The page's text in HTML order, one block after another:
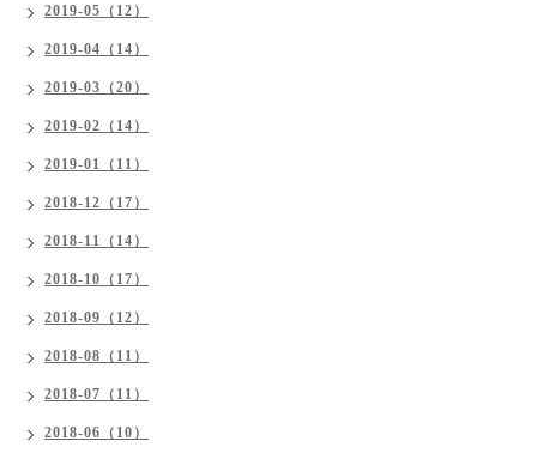
2019-05（12）
2019-04（14）
2019-03（20）
2019-02（14）
2019-01（11）
2018-12（17）
2018-11（14）
2018-10（17）
2018-09（12）
2018-08（11）
2018-07（11）
2018-06（10）